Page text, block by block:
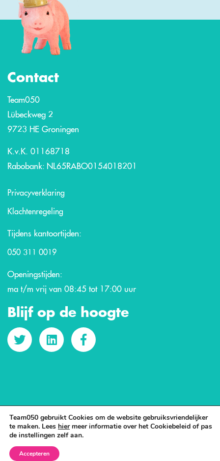
Contact
Team050
Lübeckweg 2
9723 HE Groningen
K.v.K. 01168718
Rabobank: NL65RABO0154018201
Privacyverklaring
Klachtenregeling
Tijdens kantoortijden:
050 311 0019
Openingstijden:
ma t/m vrij van 08:45 tot 17:00 uur
Blijf op de hoogte
Team050 gebruikt Cookies om de website gebruiksvriendelijker
te maken. Lees hiermeer informatie over het Cookiebeleid of pas
de instellingen zelf aan.
Accepteren